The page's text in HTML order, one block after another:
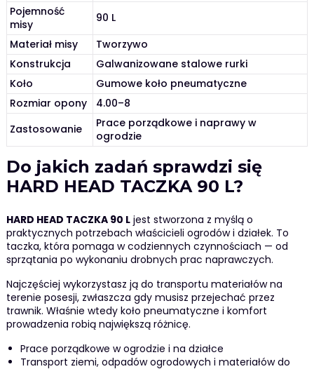
Pojemność
misy
90 L
Materiał misy
Tworzywo
Konstrukcja
Galwanizowane stalowe rurki
Koło
Gumowe koło pneumatyczne
Rozmiar opony
4.00–8
Zastosowanie
Prace porządkowe i naprawy w
ogrodzie
Do jakich zadań sprawdzi się
HARD HEAD TACZKA 90 L?
HARD HEAD TACZKA 90 Ljest stworzona z myślą o
praktycznych potrzebach właścicieli ogrodów i działek. To
taczka, która pomaga w codziennych czynnościach — od
sprzątania po wykonaniu drobnych prac naprawczych.
Najczęściej wykorzystasz ją do transportu materiałów na
terenie posesji, zwłaszcza gdy musisz przejechać przez
trawnik. Właśnie wtedy koło pneumatyczne i komfort
prowadzenia robią największą różnicę.
Prace porządkowe w ogrodzie i na działce
Transport ziemi, odpadów ogrodowych i materiałów do